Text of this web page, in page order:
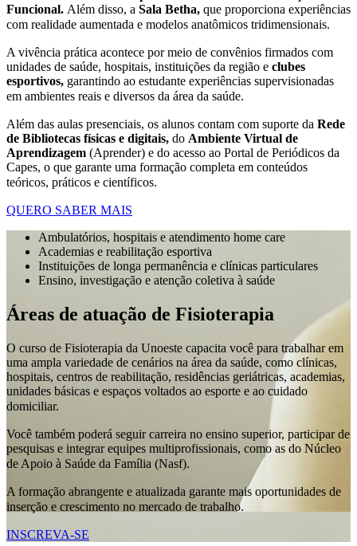
Funcional. Além disso, a Sala Betha, que proporciona experiências
com realidade aumentada e modelos anatômicos tridimensionais.
A vivência prática acontece por meio de convênios firmados com
unidades de saúde, hospitais, instituições da região e clubes
esportivos, garantindo ao estudante experiências supervisionadas
em ambientes reais e diversos da área da saúde.
Além das aulas presenciais, os alunos contam com suporte da Rede
de Bibliotecas físicas e digitais, do Ambiente Virtual de
Aprendizagem (Aprender) e do acesso ao Portal de Periódicos da
Capes, o que garante uma formação completa em conteúdos
teóricos, práticos e científicos.
QUERO SABER MAIS
Ambulatórios, hospitais e atendimento home care
Academias e reabilitação esportiva
Instituições de longa permanência e clínicas particulares
Ensino, investigação e atenção coletiva à saúde
Áreas de atuação de Fisioterapia
O curso de Fisioterapia da Unoeste capacita você para trabalhar em
uma ampla variedade de cenários na área da saúde, como clínicas,
hospitais, centros de reabilitação, residências geriátricas, academias,
unidades básicas e espaços voltados ao esporte e ao cuidado
domiciliar.
Você também poderá seguir carreira no ensino superior, participar de
pesquisas e integrar equipes multiprofissionais, como as do Núcleo
de Apoio à Saúde da Família (Nasf).
A formação abrangente e atualizada garante mais oportunidades de
inserção e crescimento no mercado de trabalho.
INSCREVA-SE